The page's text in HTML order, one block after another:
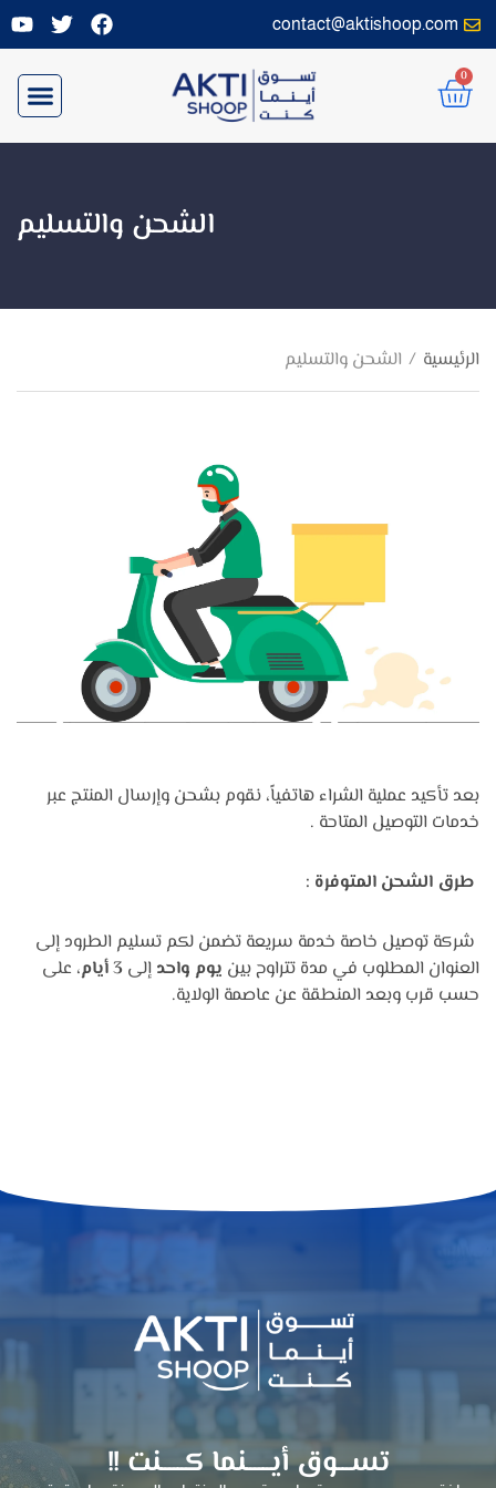
contact@aktishoop.com
0
الشحن والتسليم
الرئيسية / الشحن والتسليم
بعد تأكيد عملية الشراء هاتفياً، نقوم بشحن وإرسال المنتج عبر
خدمات التوصيل المتاحة .
طرق الشحن المتوفرة :
شركة توصيل خاصة خدمة سريعة تضمن لكم تسليم الطرود إلى
العنوان المطلوب في مدة تتراوح بين يوم واحد إلى 3 أيام
، على
حسب قرب وبعد المنطقة عن عاصمة الولاية.
تســـوق أيــــــنما كــــــنت !!